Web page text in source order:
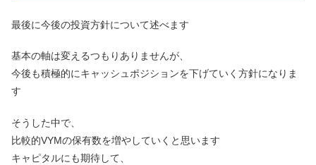
最後に今後の投資方針について述べます
基本の軸は変えるつもりありませんが、
今後も積極的にキャッシュポジションを下げていく方針になりま
す
そうした中で、
比較的VYMの保有数を増やしていくと思います
キャピタルにも期待して、